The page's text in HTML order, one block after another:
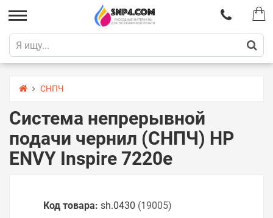
СНПЧ
Система непрерывной
подачи чернил (СНПЧ) HP
ENVY Inspire 7220e
Код товара: sh.0430 (19005)